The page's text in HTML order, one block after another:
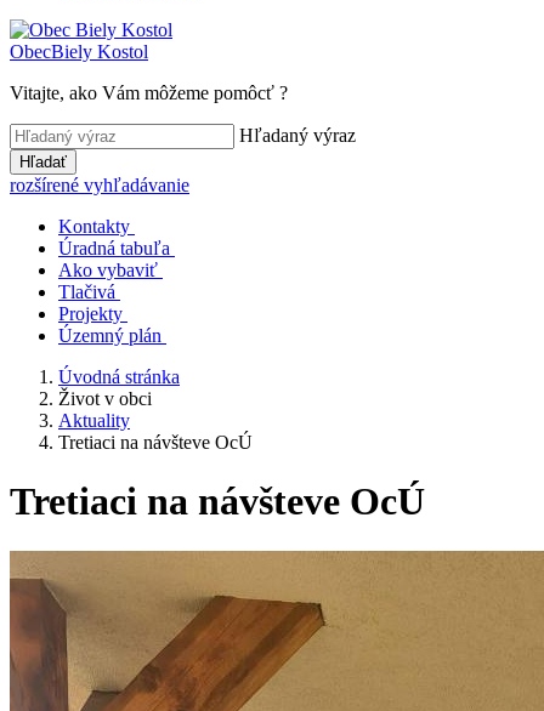
ObecBiely Kostol
Vitajte, ako Vám môžeme pomôcť ?
Hľadaný výraz
Hľadať
rozšírené vyhľadávanie
Kontakty
Úradná tabuľa
Ako vybaviť
Tlačivá
Projekty
Územný plán
Úvodná stránka
Život v obci
Aktuality
Tretiaci na návšteve OcÚ
Tretiaci na návšteve OcÚ